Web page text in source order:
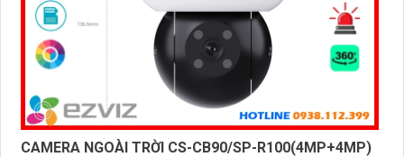
CAMERA NGOÀI TRỜI CS-CB90/SP-R100(4MP+4MP)